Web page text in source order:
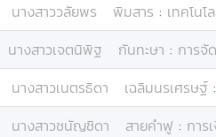
นางสาววลัยพร พิมสาร : เทคโน
นางสาวเจตนิพิฐ กันทะษา : การจั
นางสาวเนตรธิดา เฉลิมนรเศรษฐ์ :
นางสาวชนัญชิดา สายคำฟู : การ